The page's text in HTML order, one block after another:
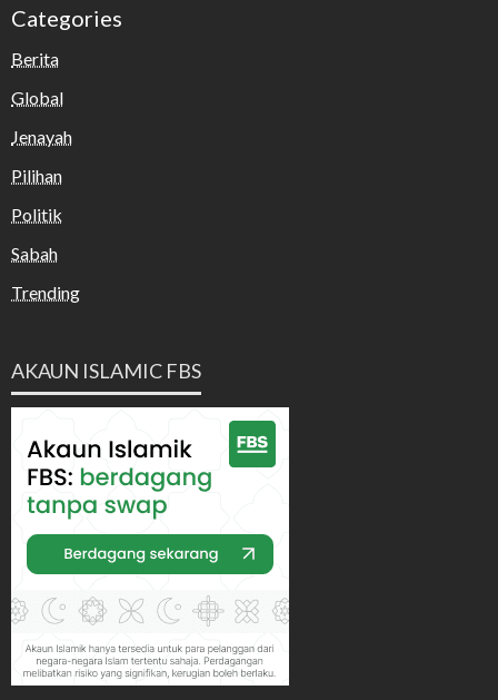
Categories
Berita
Global
Jenayah
Pilihan
Politik
Sabah
Trending
AKAUN ISLAMIC FBS